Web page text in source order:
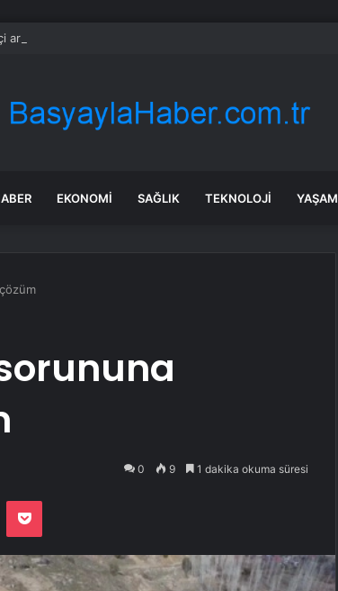
artan maliyetler nedeniyle tarlasını boş bıraktı
EKONOMI SAĞLIK TEKNOLOJI YAŞAM
0 9 1 dakika okuma süresi
Pocket